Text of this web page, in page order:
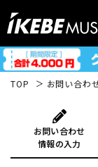
TOP お問い合わ
お問い合わせ
情報の入力